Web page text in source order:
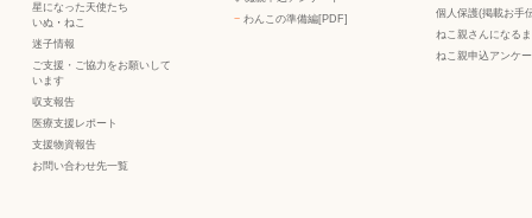
星になった天使たち
いぬ ・ ねこ
迷子情報
ご支援・ご協力をお願いして
います
収支報告
医療支援レポート
支援物資報告
お問い合わせ先一覧
− わんこの準備編[PDF]
個人保護(掲載お手
ねこ親さんになる
ねこ親申込アンケ